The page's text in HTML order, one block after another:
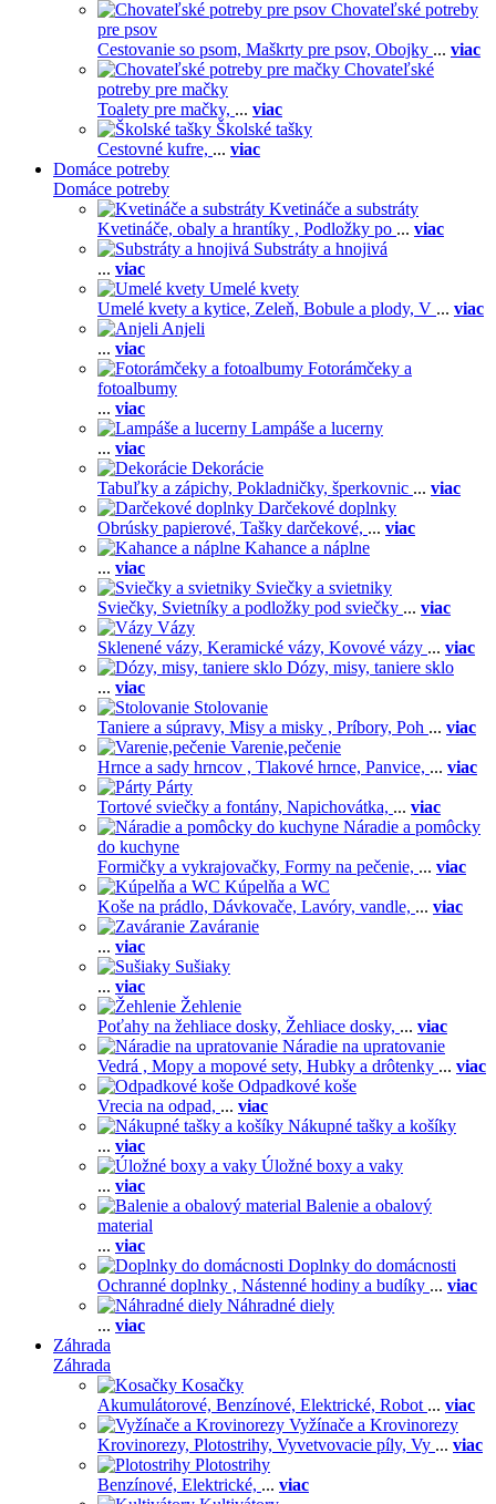
Chovateľské potreby
pre psov
Cestovanie so psom, Maškrty pre psov, Obojky ... viac
Chovateľské
potreby pre mačky
Toalety pre mačky, ... viac
Školské tašky
Cestovné kufre, ... viac
Domáce potreby
Domáce potreby
Kvetináče a substráty
Kvetináče, obaly a hrantíky , Podložky po ... viac
Substráty a hnojivá
... viac
Umelé kvety
Umelé kvety a kytice, Zeleň, Bobule a plody, V ... viac
Anjeli
... viac
Fotorámčeky a
fotoalbumy
... viac
Lampáše a lucerny
... viac
Dekorácie
Tabuľky a zápichy, Pokladničky, šperkovnic ... viac
Darčekové doplnky
Obrúsky papierové, Tašky darčekové, ... viac
Kahance a náplne
... viac
Sviečky a svietniky
Sviečky, Svietníky a podložky pod sviečky ... viac
Vázy
Sklenené vázy, Keramické vázy, Kovové vázy ... viac
Dózy, misy, taniere sklo
... viac
Stolovanie
Taniere a súpravy, Misy a misky , Príbory, Poh ... viac
Varenie,pečenie
Hrnce a sady hrncov , Tlakové hrnce, Panvice, ... viac
Párty
Tortové sviečky a fontány, Napichovátka, ... viac
Náradie a pomôcky
do kuchyne
Formičky a vykrajovačky, Formy na pečenie, ... viac
Kúpelňa a WC
Koše na prádlo, Dávkovače, Lavóry, vandle, ... viac
Zaváranie
... viac
Sušiaky
... viac
Žehlenie
Poťahy na žehliace dosky, Žehliace dosky, ... viac
Náradie na upratovanie
Vedrá , Mopy a mopové sety, Hubky a drôtenky ... viac
Odpadkové koše
Vrecia na odpad, ... viac
Nákupné tašky a košíky
... viac
Úložné boxy a vaky
... viac
Balenie a obalový
material
... viac
Doplnky do domácnosti
Ochranné doplnky , Nástenné hodiny a budíky ... viac
Náhradné diely
... viac
Záhrada
Záhrada
Kosačky
Akumulátorové, Benzínové, Elektrické, Robot ... viac
Vyžínače a Krovinorezy
Krovinorezy, Plotostrihy, Vyvetvovacie píly, Vy ... viac
Plotostrihy
Benzínové, Elektrické, ... viac